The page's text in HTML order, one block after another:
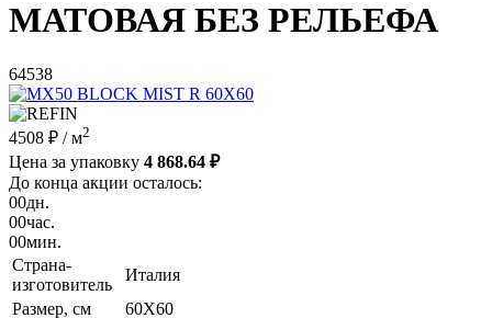
МАТОВАЯ БЕЗ РЕЛЬЕФА
64538
4508 ₽ / м2
Цена за упаковку 4 868.64 ₽
До конца акции осталось:
00дн.
00час.
00мин.
Страна-
изготовитель
Италия
Размер, см
60X60